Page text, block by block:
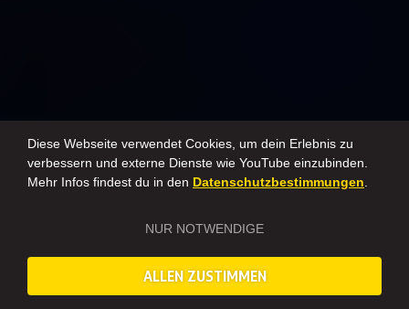
Diese Webseite verwendet Cookies, um dein Erlebnis zu
verbessern und externe Dienste wie YouTube einzubinden.
Mehr Infos findest du in den Datenschutzbestimmungen.
NUR NOTWENDIGE
ALLEN ZUSTIMMEN